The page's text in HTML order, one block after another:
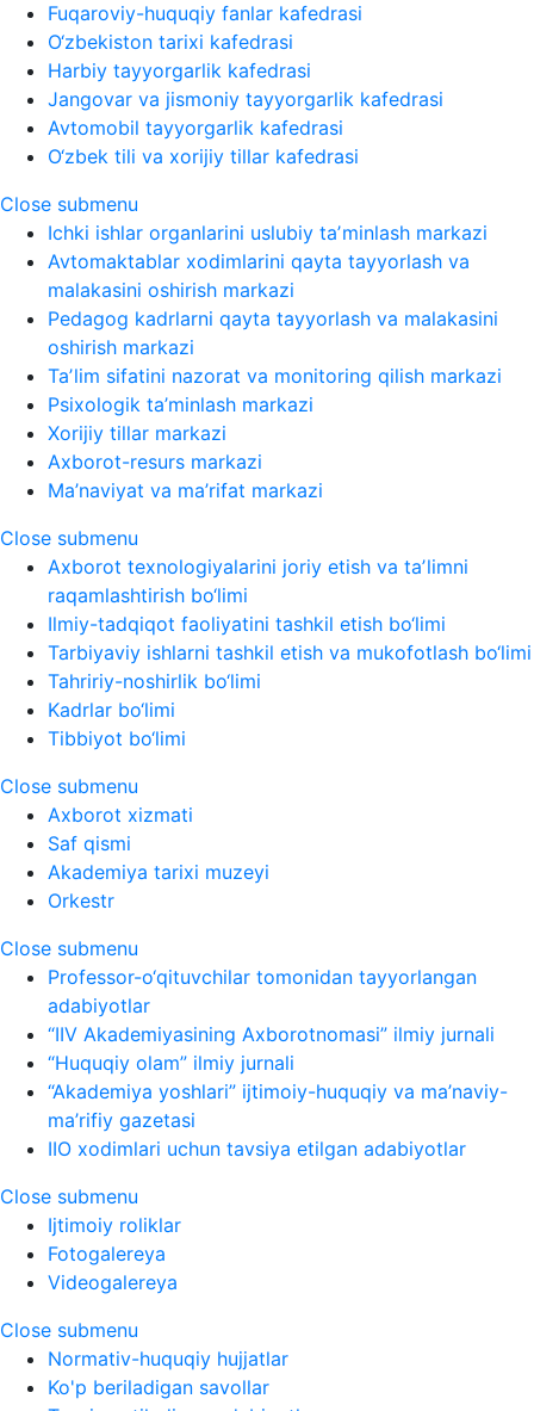
Fuqaroviy-huquqiy fanlar kafedrasi
O‘zbekiston tarixi kafedrasi
Harbiy tayyorgarlik kafedrasi
Jangovar va jismoniy tayyorgarlik kafedrasi
Avtomobil tayyorgarlik kafedrasi
O‘zbek tili va xorijiy tillar kafedrasi
Close submenu
Ichki ishlar organlarini uslubiy taʼminlash markazi
Avtomaktablar xodimlarini qayta tayyorlash va
malakasini oshirish markazi
Pedagog kadrlarni qayta tayyorlash va malakasini
oshirish markazi
Taʼlim sifatini nazorat va monitoring qilish markazi
Psixologik ta’minlash markazi
Xorijiy tillar markazi
Axborot-resurs markazi
Ma’naviyat va ma’rifat markazi
Close submenu
Axborot texnologiyalarini joriy etish va taʼlimni
raqamlashtirish bo‘limi
Ilmiy-tadqiqot faoliyatini tashkil etish bo‘limi
Tarbiyaviy ishlarni tashkil etish va mukofotlash bo‘limi
Tahririy-noshirlik bo‘limi
Kadrlar bo‘limi
Tibbiyot bo‘limi
Close submenu
Axborot xizmati
Saf qismi
Akademiya tarixi muzeyi
Orkestr
Close submenu
Professor-o‘qituvchilar tomonidan tayyorlangan
adabiyotlar
“IIV Akademiyasining Axborotnomasi” ilmiy jurnali
“Huquqiy olam” ilmiy jurnali
“Akademiya yoshlari” ijtimoiy-huquqiy va ma’naviy-
ma’rifiy gazetasi
IIO xodimlari uchun tavsiya etilgan adabiyotlar
Close submenu
Ijtimoiy roliklar
Fotogalereya
Videogalereya
Close submenu
Normativ-huquqiy hujjatlar
Ko'p beriladigan savollar